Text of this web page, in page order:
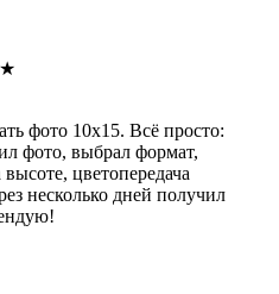
★
фото 10х15. Всё просто:
фото, выбрал формат,
цветопередача
несколько дней получил